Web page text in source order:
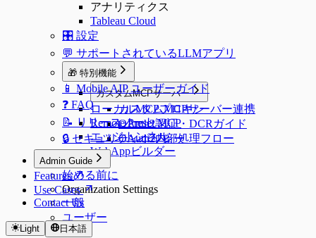
アナリティクス
Tableau Cloud
🎛️ 設定
💬 サポートされているLLMアプリ
🎁 特別機能
カスタムMCPサーバー
カスタムMCPサーバー連携
OAuth2認証・DCRガイド
OAuth2内部処理フロー
ローカルMCPプロキシ
Remote Preset MCP
エッジトンネル
WebAppビルダー
📱 Mobile AIP ユーザーガイド
❓ FAQ
📝 リリースノート
🔒 セキュリティポリシー
Admin Guide
始める前に
Organization Settings
一般
ユーザー
SSO
Features
Use Cases
Contact Us
Light 日本語